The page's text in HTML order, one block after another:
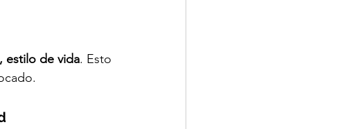
estilo de vida. Esto